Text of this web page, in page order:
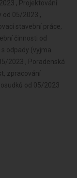
, Projektování
od 05/2023 ,
stavební práce,
činnosti od
odpady (vyjma
2023 , Poradenská
zpracování
od 05/2023